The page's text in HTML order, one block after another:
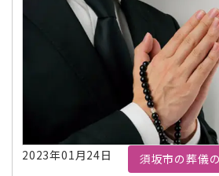
2023年01月24日 須坂市の葬儀